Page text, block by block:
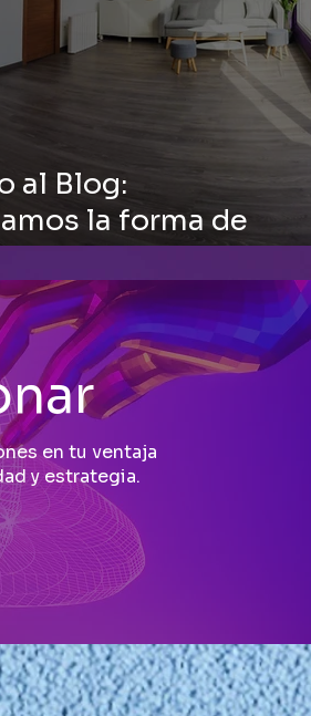
al Blog:
la forma de
en tu ventaja
y estrategia.